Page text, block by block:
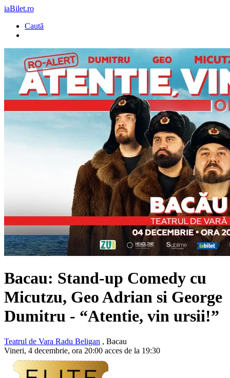
iaBilet.ro
Caută
Bacau: Stand-up Comedy cu
Micutzu, Geo Adrian si George
Dumitru - “Atentie, vin ursii!”
Teatrul de Vara Radu Beligan , Bacau
Vineri, 4 decembrie, ora 20:00 acces de la 19:30